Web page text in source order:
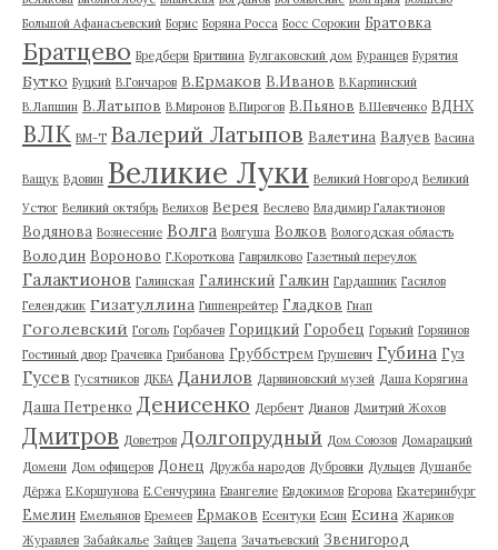
Большой Афанасьевский Борис Боряна Росса Босс Сорокин Братовка
Братцево Бредбери Бритвина Булгаковский дом Буранцев Бурятия
Бутко Буцкий В.Гончаров В.Ермаков В.Иванов В.Карпинский
В.Лапшин В.Латыпов В.Миронов В.Пирогов В.Пьянов В.Шевченко ВДНХ
ВЛК ВМ-Т Валерий Латыпов Валетина Валуев Васина
Ващук Вдовин Великие Луки Великий Новгород Великий
Устюг Великий октябрь Велихов Верея Веслево Владимир Галактионов
Водянова Вознесение Волга Волгуша Волков Вологодская область
Володин Вороново Г.Короткова Гаврилково Газетный переулок
Галактионов Галинская Галинский Галкин Гардашник Гасилов
Геленджик Гизатуллина Гиппенрейтер Гладков Гнап
Гоголевский Гоголь Горбачев Горицкий Горобец Горький Горяинов
Гостиный двор Грачевка Грибанова Груббстрем Грушевич Губина Гуз
Гусев Гусятников ДКБА Данилов Дарвиновский музей Даша Корягина
Даша Петренко Денисенко Дербент Дианов Дмитрий Жохов
Дмитров Доветров Долгопрудный Дом Союзов Домарацкий
Домени Дом офицеров Донец Дружба народов Дубровки Дульцев Душанбе
Дёржа Е.Коршунова Е.Сенчурина Евангелие Евдокимов Егорова Екатеринбург
Емелин Емельянов Еремеев Ермаков Есентуки Есин Есина Жариков
Журавлев Забайкалье Зайцев Зацепа Зачатьевский Звенигород